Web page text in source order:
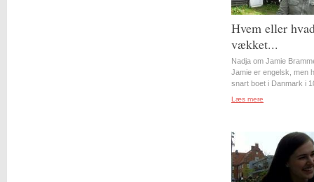
Hvem eller
vækket...
Nadja om Jamie
Jamie er engelsk, men
snart boet i Danmark i
Læs mere